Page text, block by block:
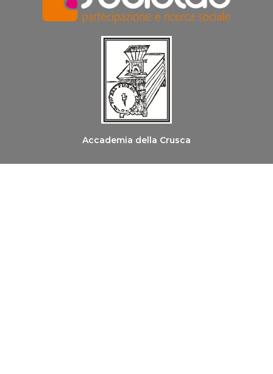
Accademia della Crusca